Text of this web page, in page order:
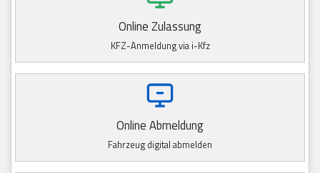
Online Zulassung
KFZ-Anmeldung via i-Kfz
Online Abmeldung
Fahrzeug digital abmelden